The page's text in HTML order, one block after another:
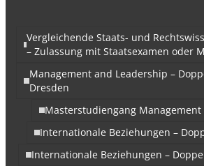
Vergleichende Staats- und
– Zulassung mit Staatsexamen oder
Management and Leadership –
Dresden
Masterstudiengang
Internationale Beziehungen –
Internationale Beziehungen –